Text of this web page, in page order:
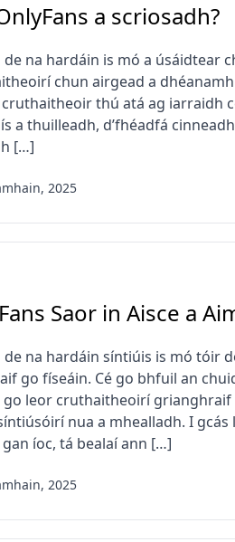
a scriosadh?
de na hardáin is mó a úsáidtear
chun airgead a
cruthaitheoir thú atá ag iarraidh
a thuilleadh, d’fhéadfá
[…]
2025
Saor in Aisce a
de na hardáin síntiúis is mó tóir
go físeáin. Cé go bhfuil an
leor cruthaitheoirí grianghraif
nua a mhealladh. I
íoc, tá bealaí ann […]
2025